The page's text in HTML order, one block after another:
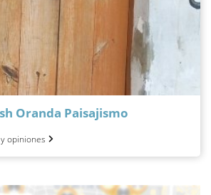
Oranda Paisajismo
opiniones